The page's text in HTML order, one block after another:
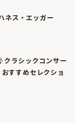
ネス・エッガー
ラシックコンサー
すすめセレクショ